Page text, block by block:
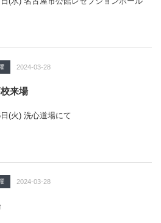
2024-03-28
来場
(火) 洗心道場にて
2024-03-28